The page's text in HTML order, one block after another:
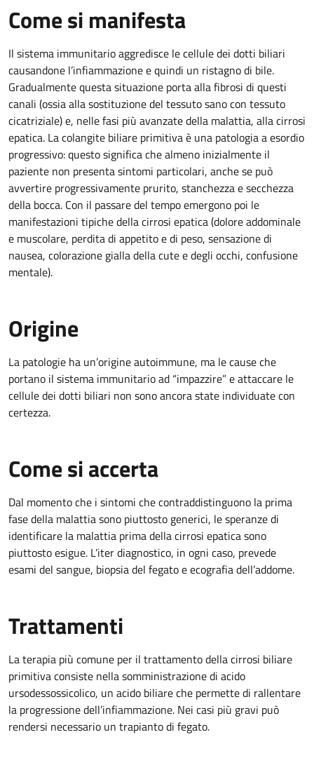
Come si manifesta
Il sistema immunitario aggredisce le cellule dei dotti biliari
causandone l’infiammazione e quindi un ristagno di bile.
Gradualmente questa situazione porta alla fibrosi di questi
canali (ossia alla sostituzione del tessuto sano con tessuto
cicatriziale) e, nelle fasi più avanzate della malattia, alla cirrosi
epatica. La colangite biliare primitiva è una patologia a esordio
progressivo: questo significa che almeno inizialmente il
paziente non presenta sintomi particolari, anche se può
avvertire progressivamente prurito, stanchezza e secchezza
della bocca. Con il passare del tempo emergono poi le
manifestazioni tipiche della cirrosi epatica (dolore addominale
e muscolare, perdita di appetito e di peso, sensazione di
nausea, colorazione gialla della cute e degli occhi, confusione
mentale).
Origine
La patologie ha un’origine autoimmune, ma le cause che
portano il sistema immunitario ad “impazzire” e attaccare le
cellule dei dotti biliari non sono ancora state individuate con
certezza.
Come si accerta
Dal momento che i sintomi che contraddistinguono la prima
fase della malattia sono piuttosto generici, le speranze di
identificare la malattia prima della cirrosi epatica sono
piuttosto esigue. L’iter diagnostico, in ogni caso, prevede
esami del sangue, biopsia del fegato e ecografia dell’addome.
Trattamenti
La terapia più comune per il trattamento della cirrosi biliare
primitiva consiste nella somministrazione di acido
ursodessossicolico, un acido biliare che permette di rallentare
la progressione dell’infiammazione. Nei casi più gravi può
rendersi necessario un trapianto di fegato.